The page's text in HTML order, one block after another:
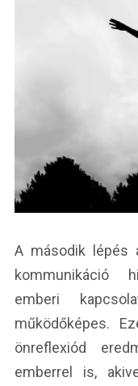
A második lépés
kommunikáció
emberi
működőképes.
önreflexiód
emberrel is,